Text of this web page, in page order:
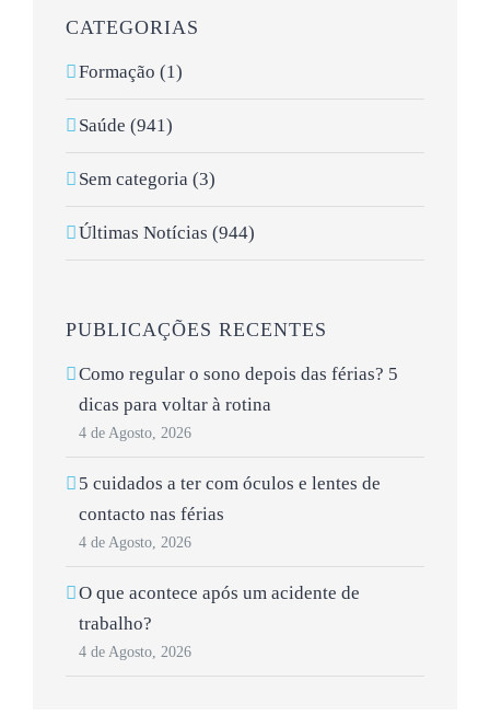
CATEGORIAS
Formação (1)
Saúde (941)
Sem categoria (3)
Últimas Notícias (944)
PUBLICAÇÕES RECENTES
Como regular o sono depois das férias? 5
dicas para voltar à rotina
4 de Agosto, 2026
5 cuidados a ter com óculos e lentes de
contacto nas férias
4 de Agosto, 2026
O que acontece após um acidente de
trabalho?
4 de Agosto, 2026